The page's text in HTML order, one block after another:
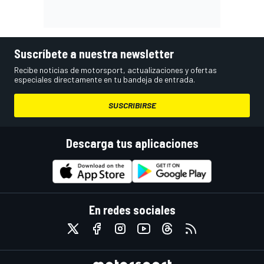
Suscríbete a nuestra newsletter
Recibe noticias de motorsport, actualizaciones y ofertas
especiales directamente en tu bandeja de entrada.
SUSCRIBIRSE
Descarga tus aplicaciones
En redes sociales